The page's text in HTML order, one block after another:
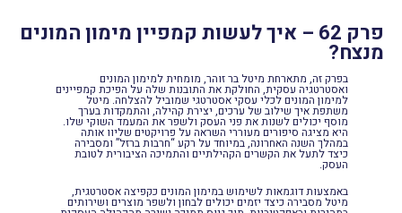
פרק 62 – איך לעשות קמפיין מימון המונים
מנצח?
בפרק זה, מתארחת מיטל בר זוהר, מומחית למימון המונים
ואסטרטגיה עסקית, החולקת את התובנות שלה על הפיכת קמפיינים
למימון המונים לכלי עסקי אסטרטגי שמוביל להצלחה. מיטל
משתפת איך שילוב של ערכים, יצירת קהילה, והתמקדות בערך
מוסף יכולים לשנות את פני העסק ולשפר את המעמד השוקי שלו.
היא מציגה סיפורים מעוררי השראה על פרויקטים שליוו אותה
במהלך השנה האחרונה, במיוחד על רקע “חרבות ברזל” ומסבירה
כיצד לתעל את הקשרים הקהילתיים והתמיכה הציבורית לטובת
העסק.
באמצעות דוגמאות לשימוש במימון המונים כקפיצה אסטרטגית,
מיטל מסבירה כיצד יזמים יכולים לבחון ולשפר מוצרים ושירותים